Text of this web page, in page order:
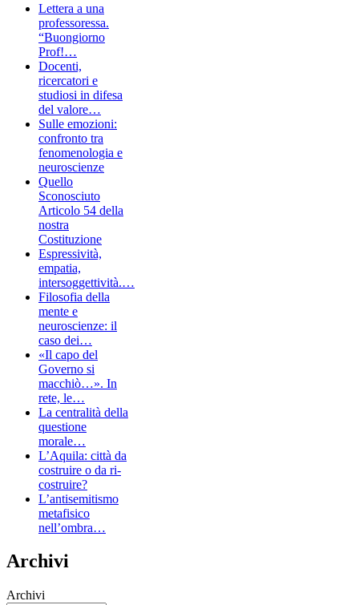
Lettera a una
professoressa.
“Buongiorno
Prof!…
Docenti,
ricercatori e
studiosi in difesa
del valore…
Sulle emozioni:
confronto tra
fenomenologia e
neuroscienze
Quello
Sconosciuto
Articolo 54 della
nostra
Costituzione
Espressività,
empatia,
intersoggettività.…
Filosofia della
mente e
neuroscienze: il
caso dei…
«Il capo del
Governo si
macchiò…». In
rete, le…
La centralità della
questione
morale…
L’Aquila: città da
costruire o da ri-
costruire?
L’antisemitismo
metafisico
nell’ombra…
Archivi
Archivi